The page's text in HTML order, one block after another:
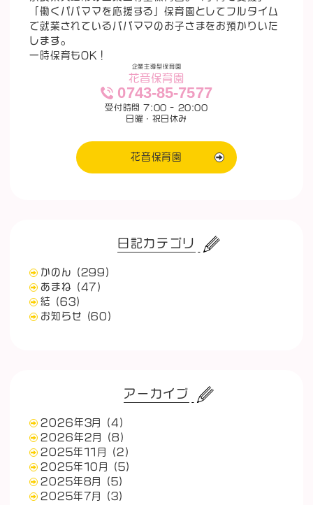
「働くパパママを応援する」保育園としてフルタイム
で就業されているパパママのお子さまをお預かりいた
します。
一時保育もOK！
企業主導型保育園
花音保育園
0743-85-7577
受付時間 7:00 - 20:00
日曜・祝日休み
花音保育園
日記カテゴリ
かのん
(299)
あまね
(47)
結
(63)
お知らせ
(60)
アーカイブ
2026年3月
(4)
2026年2月
(8)
2025年11月
(2)
2025年10月
(5)
2025年8月
(5)
2025年7月
(3)